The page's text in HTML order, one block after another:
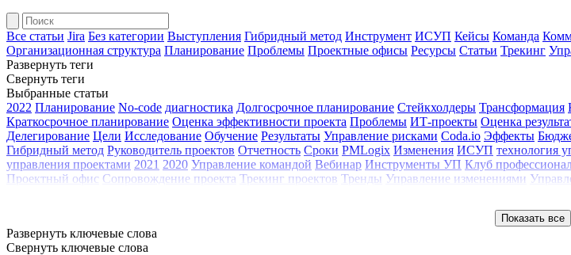
Все статьи Jira Без категории Выступления Гибридный метод Инструмент ИСУП Кейсы Команда
Организационная структура Планирование Проблемы Проектные офисы Ресурсы Статьи Трекинг
Развернуть теги
Свернуть теги
Выбранные статьи
2022 Планирование No-code диагностика Долгосрочное планирование Стейкхолдеры Трансформация
Краткосрочное планирование Оценка эффективности проекта Проблемы ИТ-проекты Оценка
Делегирование Цели Исследование Обучение Результаты Управление рисками Coda.io Эффекты
Гибридный метод Руководитель проектов Отчетность Сроки PMLogix Изменения ИСУП технология
управления проектами 2021 2020 Управление командой Вебинар Инструменты УП Клуб
Проектный офис Сопровождение проекта Трекинг проектов Тренды Управление изменениями
Показать все
Развернуть ключевые слова
Свернуть ключевые слова